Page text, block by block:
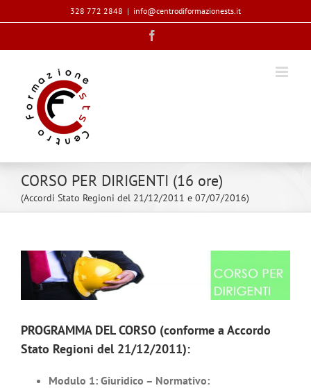
al
328 772 2848 | info@centrodiformazionests.it
CORSO PER DIRIGENTI (16 ore)
(Accordi Stato Regioni del 21/12/2011 e 07/07/2016)
Ingrandisci
immagine
PROGRAMMA DEL CORSO (conforme a Accordo
Stato Regioni del 21/12/2011):
Modulo 1: Giuridico – Normativo: